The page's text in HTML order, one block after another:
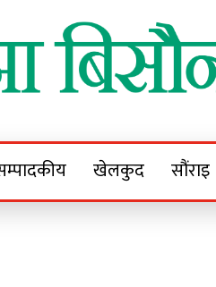
खेलकुद सौंराइ